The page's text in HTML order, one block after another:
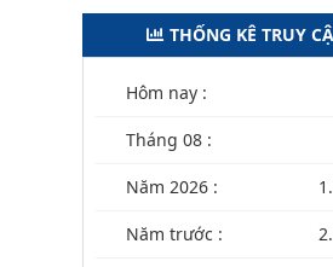
THỐNG KÊ TRUY
Hôm nay :
Tháng 08 :
Năm 2026 :
Năm trước :